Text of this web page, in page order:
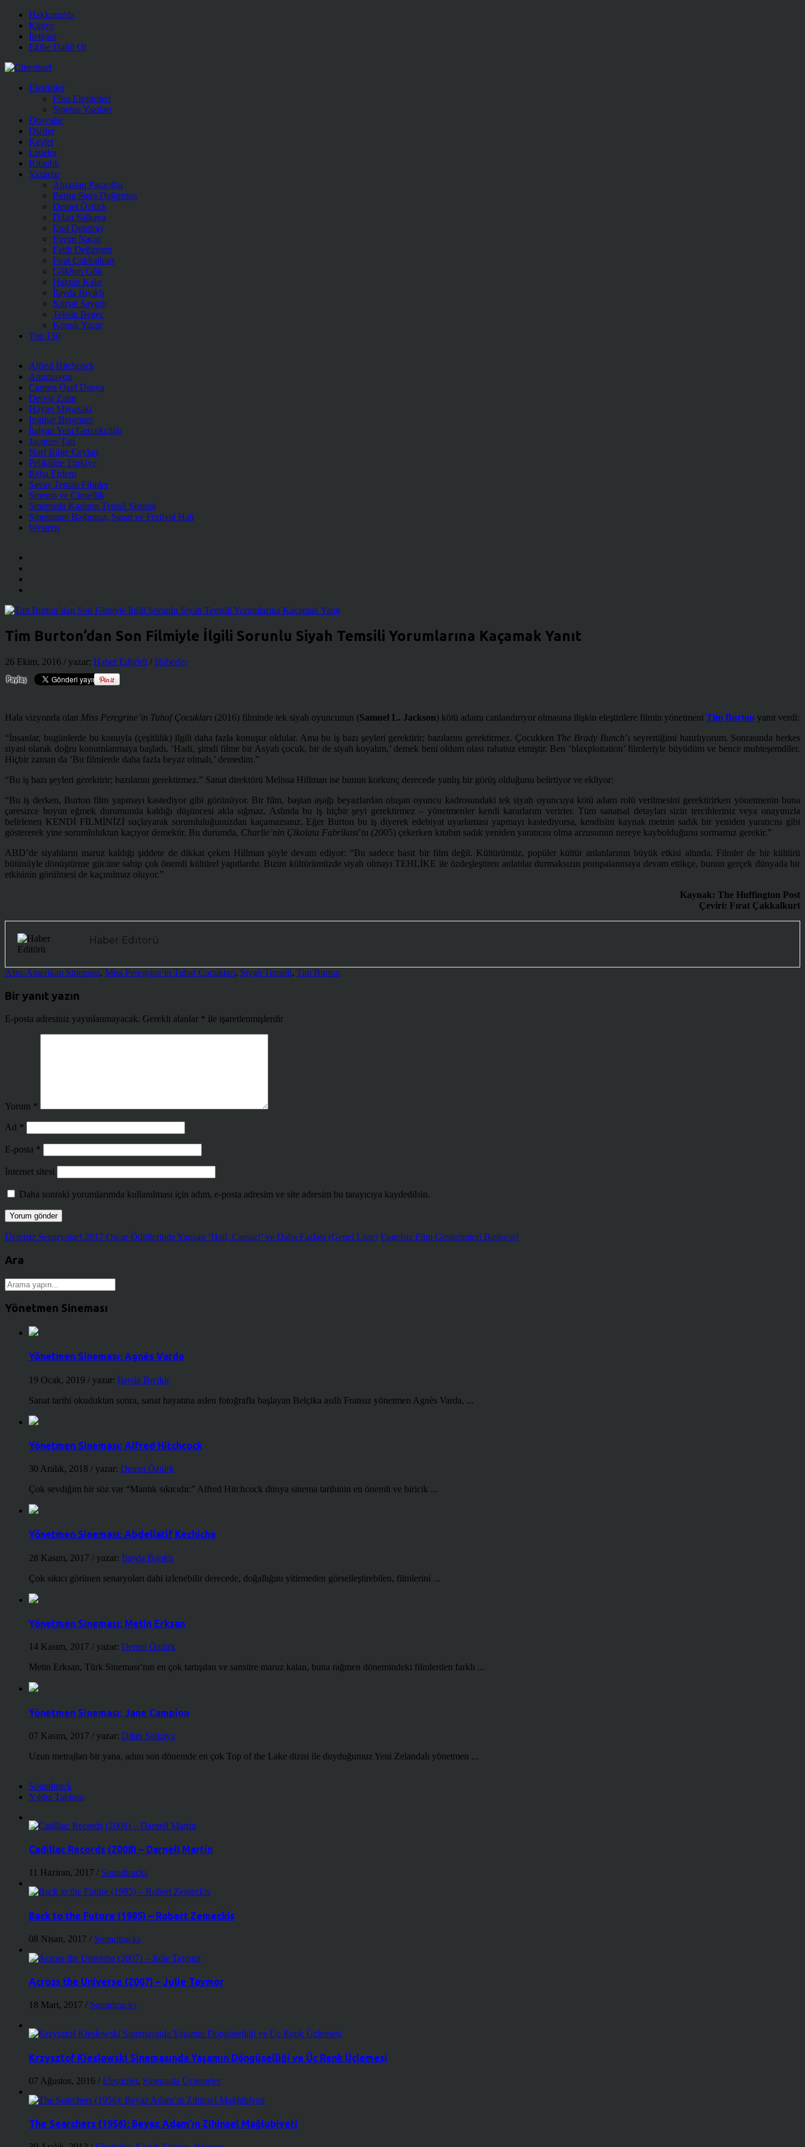
Hakkımızda
Künye
İletişim
Ekibe Dahil Ol
Eleştiriler
Film Eleştirileri
Sinema Yazıları
Dosyalar
Diziler
Keşfet
Listeler
Kitaplık
Yazarlar
Alpaslan Paşaoğlu
Berna Stera Değirmen
Demet Öztürk
Dilan Salkaya
Erol Demiray
Evrim Nacar
Fatih Değirmen
Fırat Çakkalkurt
Gökhan Gök
Haktan Kalır
İlayda Bıyıklı
Kürşat Saygılı
Teksin Begeç
Konuk Yazar
Top 150
Alfred Hitchcock
Animasyon
Cannes Özel Dosya
Derviş Zaim
Hayao Miyazaki
Ingmar Bergman
İtalyan Yeni Gerçekçiliği
Jacques Tati
Nuri Bilge Ceylan
Pelikülde Türkiye
Reha Erdem
Savaş Temalı Filmler
Sinema ve Cinsellik
Sinemada Kadının Temsil Sistemi
Sinemanın Bağımsız, Sanat ve Festival Hali
Western
Tim Burton’dan Son Filmiyle İlgili Sorunlu Siyah Temsili Yorumlarına Kaçamak Yanıt
26 Ekim, 2016 / yazar: Haber Editörü / Haberler
Hala vizyonda olan Miss Peregrine’in Tuhaf Çocukları (2016) filminde tek siyah oyuncunun (Samuel L. Jackson) kötü adamı canlandırıyor olmasına ilişkin eleştirilere filmin yönetmeni Tim Burton yanıt verdi:
“İnsanlar, bugünlerde bu konuyla (çeşitlilik) ilgili daha fazla konuşur oldular. Ama bu iş bazı şeyleri gerektirir; bazılarını gerektirmez. Çocukken The Brady Bunch’ı seyrettiğimi hatırlıyorum. Sonrasında herkes
siyasi olarak doğru konumlanmaya başladı. ‘Hadi, şimdi filme bir Asyalı çocuk, bir de siyah koyalım,’ demek beni oldum olası rahatsız etmiştir. Ben ‘blaxploitation’ filmleriyle büyüdüm ve bence muhteşemdiler.
Hiçbir zaman da ‘Bu filmlerde daha fazla beyaz olmalı,’ demedim.”
“Bu iş bazı şeyleri gerektirir; bazılarını gerektirmez.” Sanat direktörü Melissa Hillman ise bunun korkunç derecede yanlış bir görüş olduğunu belirtiyor ve ekliyor:
“Bu iş derken, Burton film yapmayı kastediyor gibi görünüyor. Bir film, baştan aşağı beyazlardan oluşan oyuncu kadrosundaki tek siyah oyuncuya kötü adam rolü verilmesini gerektirirken yönetmenin buna
çaresizce boyun eğmek durumunda kaldığı düşüncesi akla sığmaz. Aslında bu iş hiçbir şeyi gerektirmez – yönetmenler kendi kararlarını verirler. Tüm sanatsal detayları sizin tercihleriniz veya onayınızla
belirlenen KENDİ FİLMİNİZİ suçlayarak sorumluluğunuzdan kaçamazsınız. Eğer Burton bu iş diyerek edebiyat uyarlaması yapmayı kastediyorsa, kendisini kaynak metnin sadık bir yeniden yaratıcısı gibi
göstererek yine sorumluluktan kaçıyor demektir. Bu durumda, Charlie’nin Çikolata Fabrikası’nı (2005) çekerken kitabın sadık yeniden yaratıcısı olma arzusunun nereye kaybolduğunu sormamız gerekir.”
ABD’de siyahların maruz kaldığı şiddete de dikkat çeken Hillman şöyle devam ediyor: “Bu sadece basit bir film değil. Kültürümüz, popüler kültür anlatılarının büyük etkisi altında. Filmler de bir kültürü
bütünüyle dönüştürme gücüne sahip çok önemli kültürel yapıtlardır. Bizim kültürümüzde siyah olmayı TEHLİKE ile özdeşleştiren anlatılar durmaksızın pompalanmaya devam ettikçe, bunun gerçek dünyada bir
etkisinin görülmesi de kaçınılmaz oluyor.”
Kaynak: The Huffington Post
Çeviri: Fırat Çakkalkurt
Haber Editörü
Afro-Amerikan Sineması, Miss Peregrine’in Tuhaf Çocukları, Siyah Temsili, Tim Burton
Bir yanıt yazın
E-posta adresiniz yayınlanmayacak. Gerekli alanlar * ile işaretlenmişlerdir
Yorum *
Ad *
E-posta *
İnternet sitesi
Daha sonraki yorumlarımda kullanılması için adım, e-posta adresim ve site adresim bu tarayıcıya kaydedilsin.
Ücretsiz Senaryolar! 2017 Oscar Ödüllerinde Yarışan ‘Hail, Caesar!’ ve Daha Fazlası (Genel Liste) Engelsiz Film Gösterimleri Başlıyor!
Ara
Yönetmen Sineması
Yönetmen Sineması: Agnès Varda
19 Ocak, 2019 / yazar: İlayda Bıyıklı
Sanat tarihi okuduktan sonra, sanat hayatına aslen fotoğrafla başlayan Belçika asıllı Fransız yönetmen Agnès Varda, ...
Yönetmen Sineması: Alfred Hitchcock
30 Aralık, 2018 / yazar: Demet Öztürk
Çok sevdiğim bir söz var “Mantık sıkıcıdır.” Alfred Hitchcock dünya sinema tarihinin en önemli ve biricik ...
Yönetmen Sineması: Abdellatif Kechiche
28 Kasım, 2017 / yazar: İlayda Bıyıklı
Çok sıkıcı görünen senaryoları dahi izlenebilir derecede, doğallığını yitirmeden görselleştirebilen, filmlerini ...
Yönetmen Sineması: Metin Erksan
14 Kasım, 2017 / yazar: Demet Öztürk
Metin Erksan, Türk Sineması’nın en çok tartışılan ve sansüre maruz kalan, buna rağmen dönemindeki filmlerden farklı ...
Yönetmen Sineması: Jane Campion
07 Kasım, 2017 / yazar: Dilan Salkaya
Uzun metrajları bir yana, adını son dönemde en çok Top of the Lake dizisi ile duyduğumuz Yeni Zelandalı yönetmen ...
Soundtrack
Yıldız Tablosu
Cadillac Records (2008) – Darnell Martin
11 Haziran, 2017 / Soundtracks
Back to the Future (1985) – Robert Zemeckis
08 Nisan, 2017 / Soundtracks
Across the Universe (2007) – Julie Taymor
18 Mart, 2017 / Soundtracks
Krzysztof Kieslowski Sinemasında Yaşamın Döngüselliği ve Üç Renk Üçlemesi
07 Ağustos, 2016 / Eleştiriler, Sinemada Üçlemeler
The Searchers (1956): Beyaz Adam’ın Zihinsel Mağlubiyeti